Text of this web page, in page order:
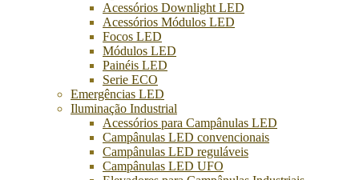
Acessórios Downlight LED
Acessórios Módulos LED
Focos LED
Módulos LED
Painéis LED
Serie ECO
Emergências LED
Iluminação Industrial
Acessórios para Campânulas LED
Campânulas LED convencionais
Campânulas LED reguláveis
Campânulas LED UFO